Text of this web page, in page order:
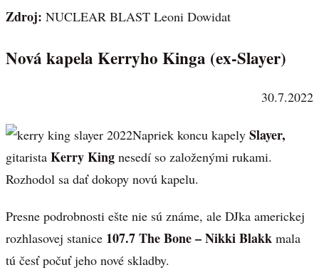
Zdroj: NUCLEAR BLAST Leoni Dowidat
Nová kapela Kerryho Kinga (ex-Slayer)
30.7.2022
Napriek koncu kapely Slayer,
gitarista Kerry King nesedí so založenými rukami.
Rozhodol sa dať dokopy novú kapelu.
Presne podrobnosti ešte nie sú známe, ale DJka americkej
rozhlasovej stanice 107.7 The Bone – Nikki Blakk mala
tú česť počuť jeho nové skladby.